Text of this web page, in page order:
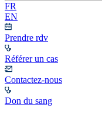
FR
EN
Prendre rdv
Référer un cas
Contactez-nous
Don du sang